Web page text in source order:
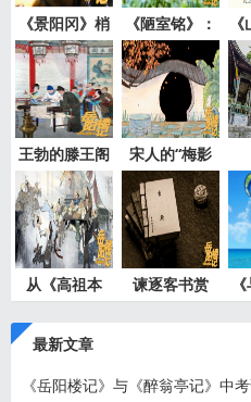
《景阳冈》梢
棒的读
《陋室铭》：
以“陋
王勃的滕王阁
宋人的“梅影
词”：
从《高祖本
谏逐客书赏
最新文章
《岳阳楼记》与《醉翁亭记》中